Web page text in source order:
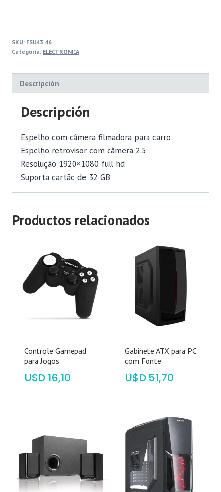
SKU: FSU43.46
Categoría: ELECTRONICA
Descripción
Descripción
Espelho com câmera filmadora para carro
Espelho retrovisor com câmera 2.5
Resolução 1920×1080 full hd
Suporta cartão de 32 GB
Productos relacionados
Controle Gamepad
para Jogos
$ 16,10
Gabinete ATX para PC
com Fonte
$ 51,70